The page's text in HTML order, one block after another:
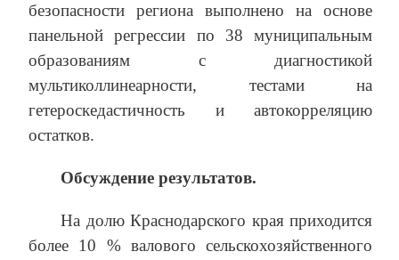
безопасности региона выполнено на основе
панельной регрессии по 38 муниципальным
образованиям с диагностикой
мультиколлинеарности, тестами на
гетероскедастичность и автокорреляцию
остатков.
Обсуждение результатов.
На долю Краснодарского края приходится
более 10 % валового сельскохозяйственного